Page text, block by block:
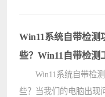
1、首先，按键盘上
或????
Win11系统自带检测
些？Win11自带检测
Win11系统自带检测
些？当我们的电脑出现